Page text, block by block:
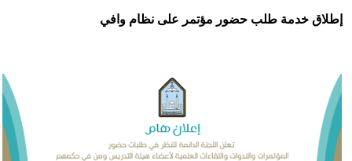
خدمة طلب حضور مؤتمر على نظام وافي